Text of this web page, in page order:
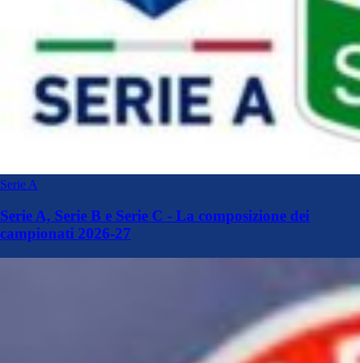
Serie A
Serie A, Serie B e Serie C - La composizione dei
campionati 2026-27